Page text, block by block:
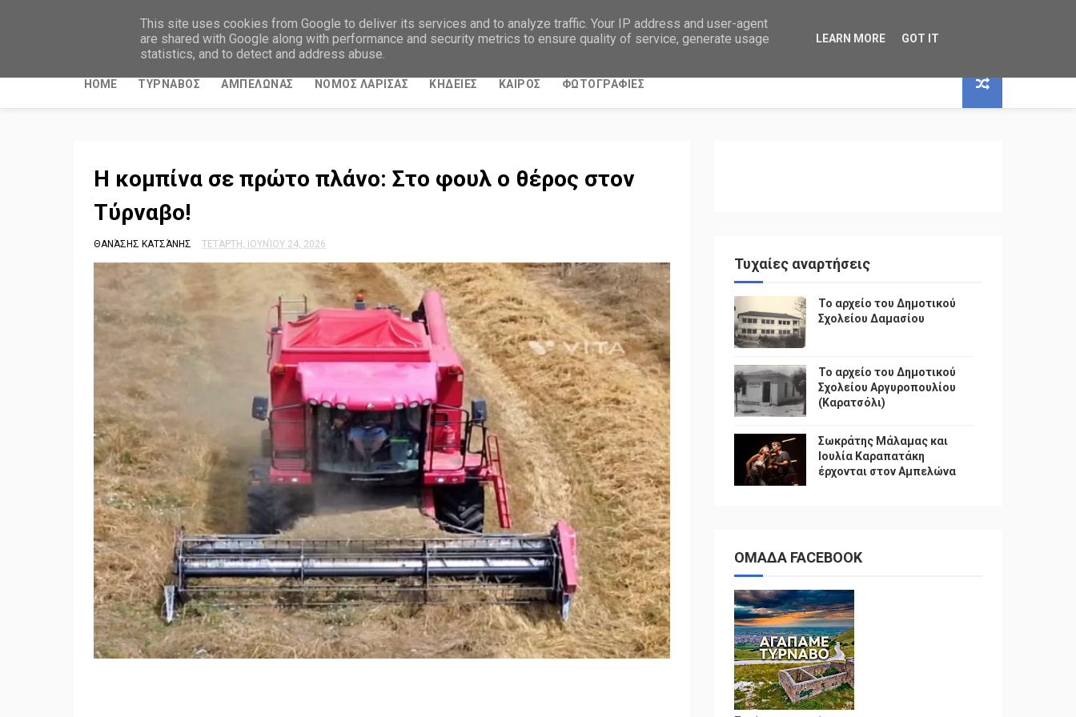
ΤΥΡΝΑΒΙΤΙΚΑ ΝΕΑ
HOME ΤΥΡΝΑΒΟΣ ΑΜΠΕΛΩΝΑΣ ΝΟΜΟΣ ΛΑΡΙΣΑΣ ΚΗΔΕΙΕΣ ΚΑΙΡΟΣ ΦΩΤΟΓΡΑΦΙΕΣ
Η κομπίνα σε πρώτο πλάνο: Στο φουλ ο θέρος στον
Τύρναβο!
ΘΑΝΆΣΗΣ ΚΑΤΣΆΝΗΣ ΤΕΤΆΡΤΗ, ΙΟΥΝΊΟΥ 24, 2026
Τυχαίες αναρτήσεις
Το αρχείο του Δημοτικού
Σχολείου Δαμασίου
Το αρχείο του Δημοτικού
Σχολείου Αργυροπουλίου
(Καρατσόλι)
Σωκράτης Μάλαμας και
Ιουλία Καραπατάκη
έρχονται στον Αμπελώνα
ΟΜΑΔΑ FACEBOOK
This site uses cookies from Google to deliver its services and to analyze traffic. Your IP address and user-agent
are shared with Google along with performance and security metrics to ensure quality of service, generate usage
statistics, and to detect and address abuse.
LEARN MORE GOT IT